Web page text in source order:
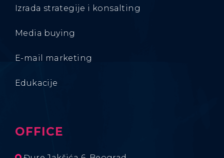
Izrada strategije i konsalting
Media buying
E-mail marketing
Edukacije
OFFICE